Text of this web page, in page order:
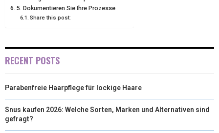
R
5. Dokumentieren Sie Ihre Prozesse
Share this post:
RECENT POSTS
Parabenfreie Haarpflege für lockige Haare
Snus kaufen 2026: Welche Sorten, Marken und Alternativen sind
gefragt?